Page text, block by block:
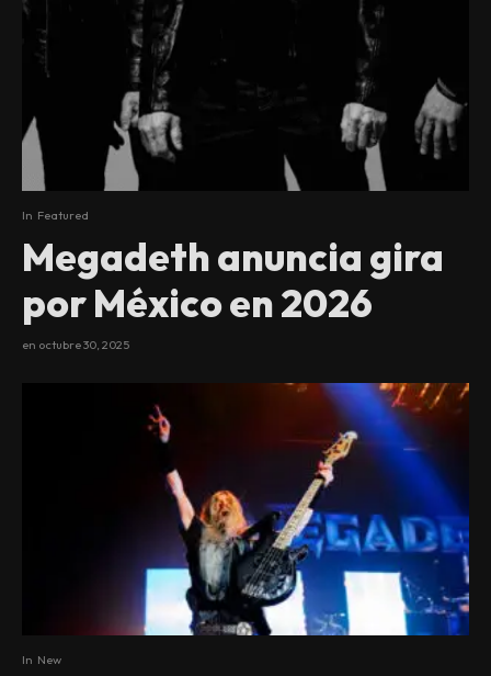
In Featured
Megadeth anuncia gira
por México en 2026
en octubre 30, 2025
In New